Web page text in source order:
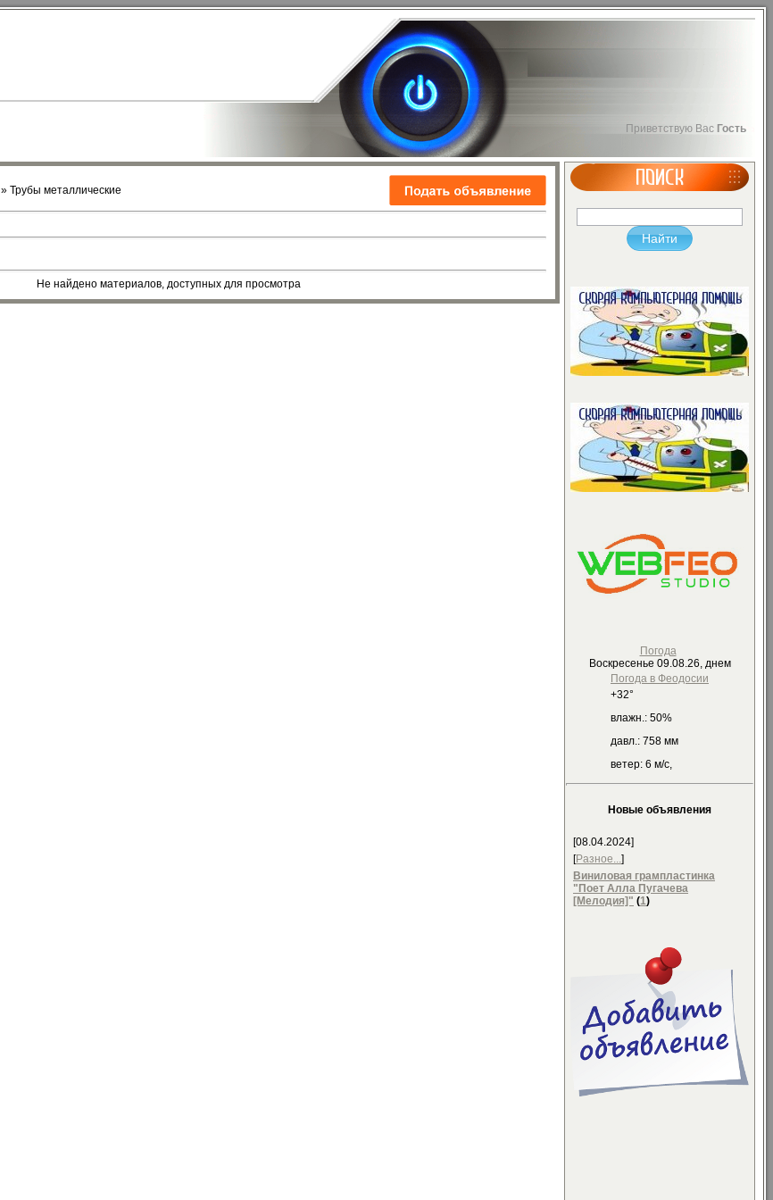
Приветствую Вас Гость
» Трубы металлические
Не найдено материалов, доступных для просмотра
Погода
Воскресенье 09.08.26, днем
Погода в Феодосии
+32°
влажн.: 50%
давл.: 758 мм
ветер: 6 м/с,
Новые объявления
[08.04.2024]
[Разное...]
Виниловая грампластинка
"Поет Алла Пугачева
[Мелодия]" (1)